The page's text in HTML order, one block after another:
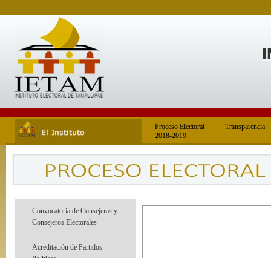
Proceso Electoral
2018-2019
Transparencia
Convocatoria de Consejeras y
Consejeros Electorales
Acreditación de Partidos